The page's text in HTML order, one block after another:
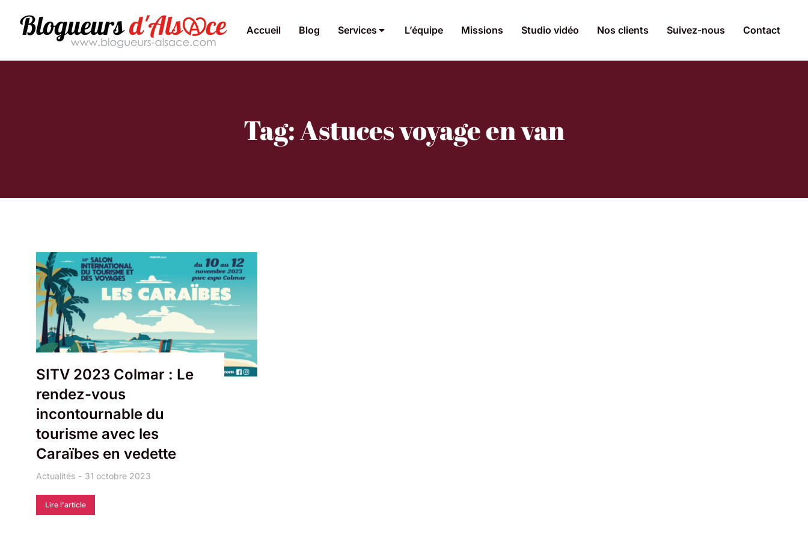
Accueil Blog Services L’équipe Missions Studio vidéo Nos clients Suivez-nous Contact
Tag: Astuces voyage en van
SITV 2023 Colmar : Le
rendez-vous
incontournable du
tourisme avec les
Caraïbes en vedette
Actualités 31 octobre 2023
Lire l'article